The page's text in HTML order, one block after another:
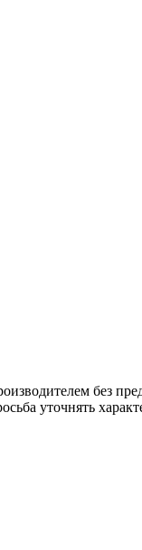
без
уточнять